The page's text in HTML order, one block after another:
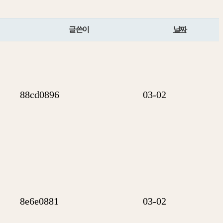
글쓴이 날짜
88cd0896 03-02
8e6e0881 03-02